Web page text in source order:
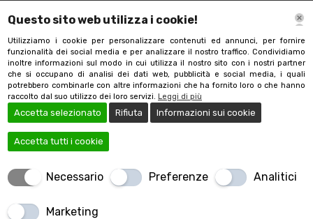
+390332481744
Questo sito web utilizza i cookie!
Utilizziamo i cookie per personalizzare contenuti ed annunci, per fornire
funzionalità dei social media e per analizzare il nostro traffico. Condividiamo
inoltre informazioni sul modo in cui utilizza il nostro sito con i nostri partner
che si occupano di analisi dei dati web, pubblicità e social media, i quali
potrebbero combinarle con altre informazioni che ha fornito loro o che hanno
raccolto dal suo utilizzo dei loro servizi. Leggi di più
Accetta selezionato Rifiuta Informazioni sui cookie
Accetta tutti i cookie
Necessario Preferenze Analitici
Marketing